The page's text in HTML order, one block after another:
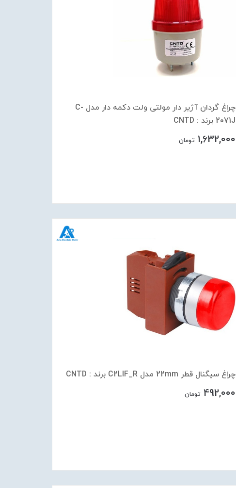
چراغ گردان آژیر دار مولتی ولت دکمه دار مدل C-
2071J برند : CNTD
1,632,000 تومان
چراغ سیگنال قطر 22mm مدل C2LIF_R برند : CNTD
492,000 تومان